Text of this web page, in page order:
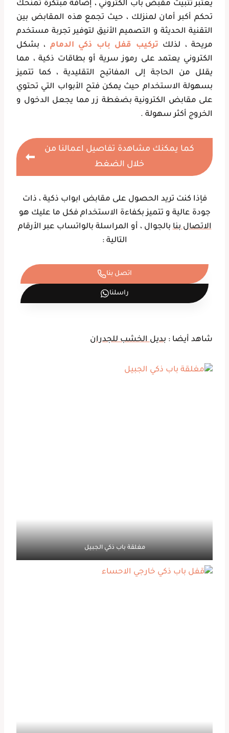
يعتبر تثبيت مقبض باب الكتروني ، إضافة مبتكرة تمنحك
تحكم أكبر أمان لمنزلك ، حيث تجمع هذه المقابض بين
التقنية الحديثة و التصميم الأنيق لتوفير تجربة مستخدم
مريحة ، لذلك تركيب قفل باب ذكي الدمام ، بشكل
الكتروني يعتمد على رموز سرية أو بطاقات ذكية ، مما
يقلل من الحاجة إلى المفاتيح التقليدية ، كما تتميز
بسهولة الاستخدام حيث يمكن فتح الأبواب التي تحتوي
على مقابض الكترونية بضغطة زر مما يجعل الدخول و
الخروج أكثر سهولة .
كما يمكنك مشاهدة تفاصيل اعمالنا من
خلال الضغط
فإذا كنت تريد الحصول على مقابض ابواب ذكية ، ذات
جودة عالية و تتميز بكفاءة الاستخدام فكل ما عليك هو
الاتصال بنابالجوال ، أو المراسلة بالواتساب عبر الأرقام
التالية :
اتصل بنا
راسلنا
شاهد أيضا : بديل الخشب للجدران
مغلقة باب ذكي الجبيل